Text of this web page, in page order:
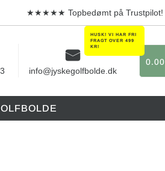
★★★★★ Topbedømt på Trustpilot!
info@jyskegolfbolde.dk
0.00